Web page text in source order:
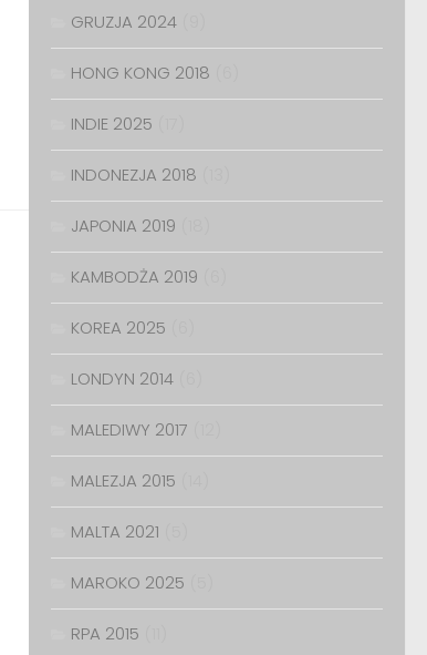
GRUZJA 2024
HONG KONG 2018
INDIE 2025
INDONEZJA 2018
JAPONIA 2019
KAMBODŻA 2019
KOREA 2025
LONDYN 2014
MALEDIWY 2017
MALEZJA 2015
MALTA 2021
MAROKO 2025
RPA 2015